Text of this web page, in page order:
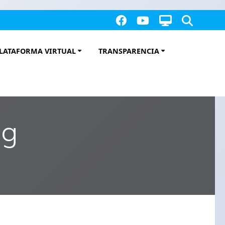
VIRTUAL TRANSPARENCIA